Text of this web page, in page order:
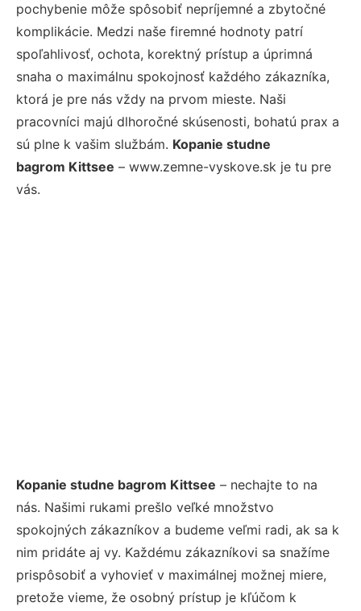
pochybenie môže spôsobiť nepríjemné a zbytočné
komplikácie. Medzi naše firemné hodnoty patrí
spoľahlivosť, ochota, korektný prístup a úprimná
snaha o maximálnu spokojnosť každého zákazníka,
ktorá je pre nás vždy na prvom mieste. Naši
pracovníci majú dlhoročné skúsenosti, bohatú prax a
sú plne k vašim službám. Kopanie studne
bagrom Kittsee – www.zemne-vyskove.sk je tu pre
vás.
Kopanie studne bagrom Kittsee – nechajte to na
nás. Našimi rukami prešlo veľké množstvo
spokojných zákazníkov a budeme veľmi radi, ak sa k
nim pridáte aj vy. Každému zákazníkovi sa snažíme
prispôsobiť a vyhovieť v maximálnej možnej miere,
pretože vieme, že osobný prístup je kľúčom k